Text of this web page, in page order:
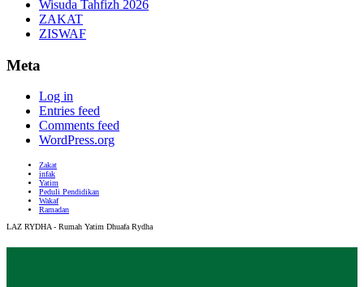
Wisuda Tahfizh 2026
ZAKAT
ZISWAF
Meta
Log in
Entries feed
Comments feed
WordPress.org
Zakat
infak
Yatim
Peduli Pendidikan
Wakaf
Ramadan
LAZ RYDHA - Rumah Yatim Dhuafa Rydha